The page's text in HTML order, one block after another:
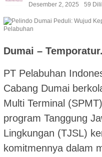
Desember 2, 2025
59
Dumai –
PT Pelabuhan
Cabang Dumai
Multi Terminal
program Tanggung
Lingkungan (TJSL)
komitmennya dalam